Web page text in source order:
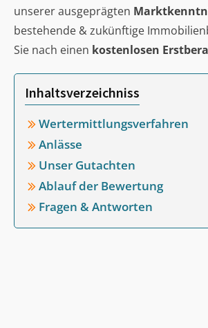
unserer ausgeprägten
bestehende & zukünftige
Sie nach einen kostenlosen
Inhaltsverzeichniss
Wertermittlungsverfahren
Anlässe
Unser Gutachten
Ablauf der Bewertung
Fragen & Antworten